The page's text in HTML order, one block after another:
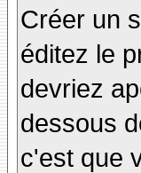
Créer un
éditez le
devriez
dessous
c'est que